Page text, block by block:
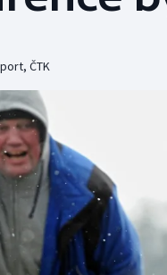
Curling
Futsal
Golf
Gymnastika
, ČTK